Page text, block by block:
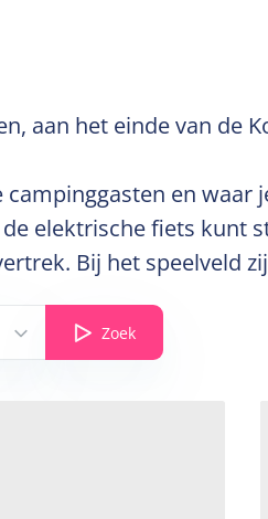
aan het einde van de
en
elektrische fiets kunt
Bij het speelveld
Zoek